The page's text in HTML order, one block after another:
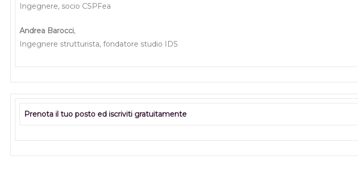
Ingegnere, socio CSPFea
Andrea Barocci,
Ingegnere strutturista, fondatore studio IDS
Prenota il tuo posto ed iscriviti gratuitamente